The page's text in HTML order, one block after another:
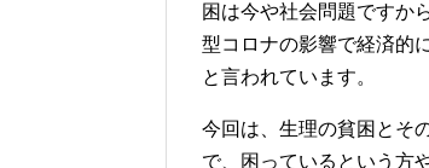
困は今や社会問題ですか
型コロナの影響で経済的
と言われています。
今回は、生理の貧困とそ
で、困っているという方